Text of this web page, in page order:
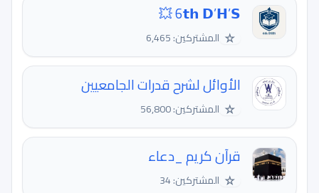
6𝘁𝗵 𝗗’𝗛’𝗦 💥
☆ المشتركين: 6,465
الأوائل لشرح قدرات الجامعيين
☆ المشتركين: 56,800
قرآن كريم _دعاء
☆ المشتركين: 34